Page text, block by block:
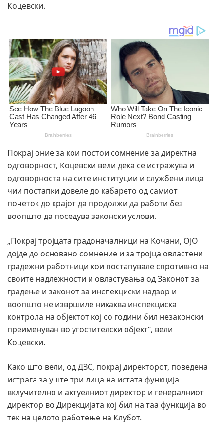
Коцевски.
Покрај оние за кои постои сомнение за директна
одговорност, Коцевски вели дека се истражува и
одговорноста на сите институции и службени лица
чии постапки довеле до кабарето од самиот
почеток до крајот да продолжи да работи без
воопшто да поседува законски услови.
„Покрај тројцата градоначалници на Кочани, ОЈО
дојде до основано сомнение и за тројца овластени
градежни работници кои постапувале спротивно на
своите надлежности и овластувања од Законот за
градење и законот за инспекциски надзор и
воопшто не извршиле никаква инспекциска
контрола на објектот кој со години бил незаконски
преименуван во угостителски објект“, вели
Коцевски.
Како што вели, од ДЗС, покрај директорот, поведена
истрага за уште три лица на истата функција
вклучително и актуелниот директор и генералниот
директор во Дирекцијата кој бил на таа функција во
тек на целото работење на Клубот.